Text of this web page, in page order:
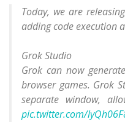
Today, we are
adding code execution
Grok Studio
Grok can now
browser games. Grok
separate window,
pic.twitter.com/